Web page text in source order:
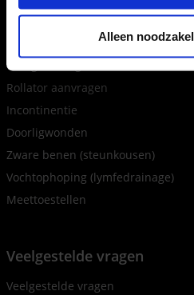
Alleen
Tips en advies
Terugbetaling rolstoel, rollator,
Rollator aanvragen
Incontinentie
Doorligwonden
Zware benen (steunkousen)
Vochtophoping (lymfedrainage)
Meettoestellen
Veelgestelde vragen
Veelgestelde vragen